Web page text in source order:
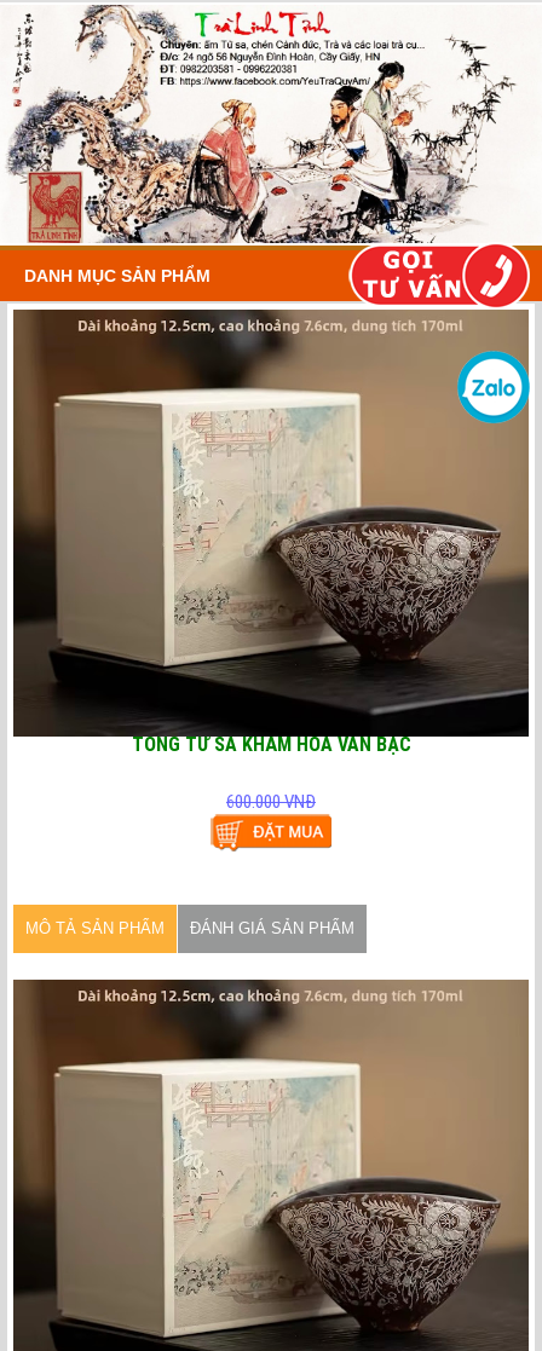
DANH MỤC SẢN PHẨM
TỐNG TỬ SA KHẢM HOA VĂN BẠC
600.000 VNĐ
MÔ TẢ SẢN PHẨM ĐÁNH GIÁ SẢN PHẨM